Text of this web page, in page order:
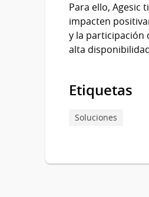
Para ello, Agesic
impacten
y la participación
alta
Etiquetas
Soluciones